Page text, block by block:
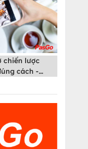
chiến lược
cách -